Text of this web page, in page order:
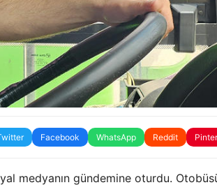
Facebook WhatsApp Reddit
medyanın gündemine oturdu.